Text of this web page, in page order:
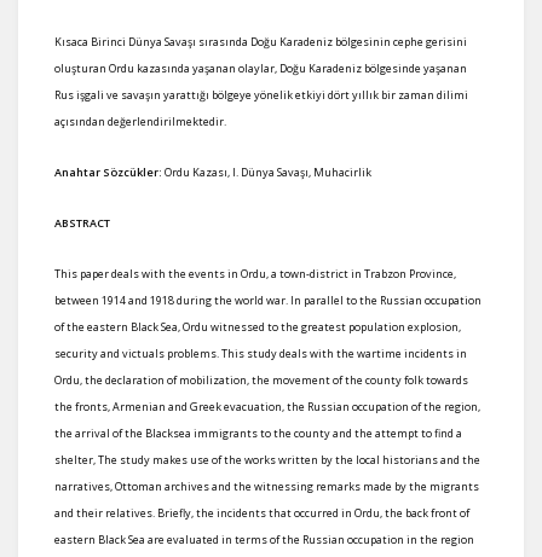
Kısaca Birinci Dünya Savaşı sırasında Doğu Karadeniz bölgesinin cephe gerisini
oluşturan Ordu kazasında yaşanan olaylar, Doğu Karadeniz bölgesinde yaşanan
Rus işgali ve savaşın yarattığı bölgeye yönelik etkiyi dört yıllık bir zaman dilimi
açısından değerlendirilmektedir.
Anahtar Sözcükler: Ordu Kazası, I. Dünya Savaşı, Muhacirlik
ABSTRACT
This paper deals with the events in Ordu, a town-district in Trabzon Province,
between 1914 and 1918 during the world war. In parallel to the Russian occupation
of the eastern Black Sea, Ordu witnessed to the greatest population explosion,
security and victuals problems. This study deals with the wartime incidents in
Ordu, the declaration of mobilization, the movement of the county folk towards
the fronts, Armenian and Greek evacuation, the Russian occupation of the region,
the arrival of the Blacksea immigrants to the county and the attempt to find a
shelter, The study makes use of the works written by the local historians and the
narratives, Ottoman archives and the witnessing remarks made by the migrants
and their relatives. Briefly, the incidents that occurred in Ordu, the back front of
eastern Black Sea are evaluated in terms of the Russian occupation in the region